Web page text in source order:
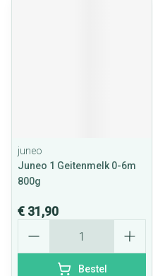
juneo
Juneo 1 Geitenmelk 0-6m
800g
€ 31,90
Bestel